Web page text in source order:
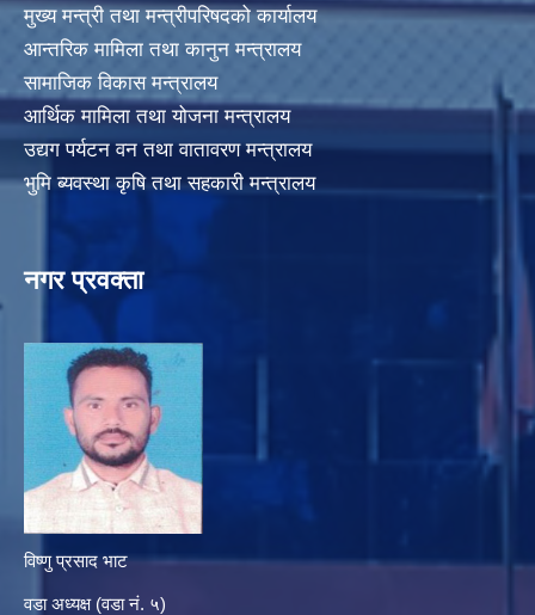
मुख्य मन्त्री तथा मन्त्रीपरिषदको कार्यालय
आन्तरिक मामिला तथा कानुन मन्त्रालय
सामाजिक विकास मन्त्रालय
आर्थिक मामिला तथा योजना मन्त्रालय
उद्यग पर्यटन वन तथा वातावरण मन्त्रालय
भुमि ब्यवस्था कृषि तथा सहकारी मन्त्रालय
नगर प्रवक्ता
विष्णु प्रसाद भाट
वडा अध्यक्ष (वडा नं. ५)